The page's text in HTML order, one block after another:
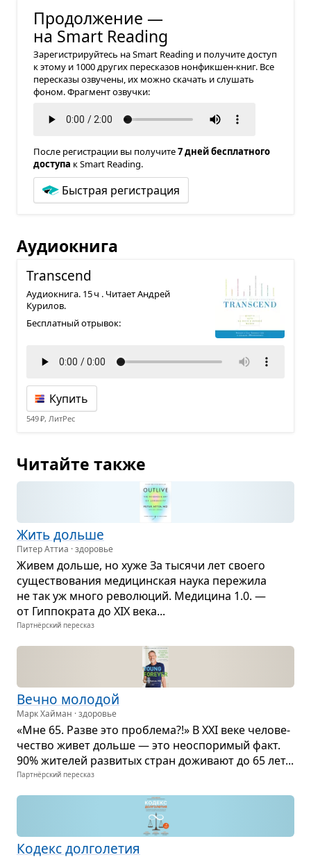
Продолжение —
на Smart Reading
Зарегистрируйтесь на Smart Reading и получите доступ
к этому и 1000 других пересказов нонфикшен-книг. Все
пересказы озвучены, их можно скачать и слушать
фоном. Фрагмент озвучки:
После регистрации вы получите7 дней бесплатного
доступа к Smart Reading.
Быстрая регистрация
Аудиокнига
Transcend
Аудиокнига. 15 ч . Читает Андрей
Курилов.
Бесплатный отрывок:
Купить
549 ₽, ЛитРес
Читайте также
Жить дольше
Питер Аттиа · здоровье
Живем дольше, но хуже За тысячи лет сво­его
суще­ство­ва­ния меди­цин­ская наука пере­жила
не так уж много рево­лю­ций. Меди­цина 1.0. —
от Гип­по­крата до XIX века...
Партнёрский пересказ
Вечно моло­дой
Марк Хайман · здоровье
«Мне 65. Разве это про­блема?!» В XXI веке чело­ве­
че­ство живет дольше — это неоспо­ри­мый факт.
90% жите­лей раз­ви­тых стран дожи­вают до 65 лет...
Партнёрский пересказ
Кодекс дол­го­ле­тия